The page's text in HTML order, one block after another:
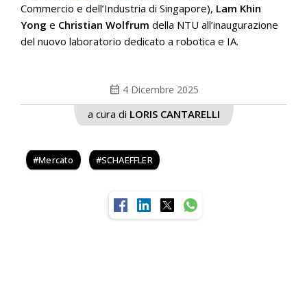
Commercio e dell’Industria di Singapore), Lam Khin
Yong e Christian Wolfrum della NTU all’inaugurazione
del nuovo laboratorio dedicato a robotica e IA.
calendar_month 4 Dicembre 2025
a cura di LORIS CANTARELLI
Mercato SCHAEFFLER